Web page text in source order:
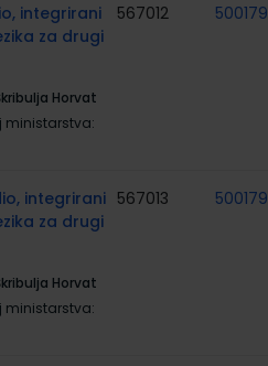
integrirani
za drugi
Horvat
ministarstva:
567012 500179
integrirani
za drugi
Horvat
ministarstva:
567013 500179